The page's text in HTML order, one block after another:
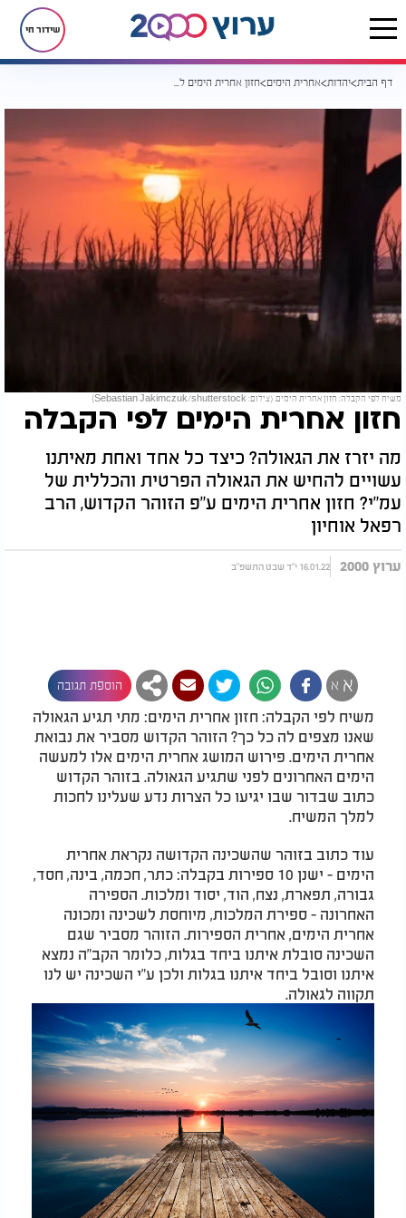
שידור חי
דף הבית יהדות אחרית הימים חזון אחרית הימים לפי הקבלה
משיח לפי הקבלה: חזון אחרית הימים. (צילום: Sebastian Jakimczuk/shutterstock)
חזון אחרית הימים לפי הקבלה
מה יזרז את הגאולה? כיצד כל אחד ואחת מאיתנו
עשויים להחיש את הגאולה הפרטית והכללית של
עמ"י? חזון אחרית הימים ע"פ הזוהר הקדוש, הרב
רפאל אוחיון
ערוץ 2000 16.01.22 י"ד שבט התשפ"ב
א א הוספת תגובה
משיח לפי הקבלה: חזון אחרית הימים: מתי תגיע הגאולה
שאנו מצפים לה כל כך? הזוהר הקדוש מסביר את נבואת
אחרית הימים. פירוש המושג אחרית הימים אלו למעשה
הימים האחרונים לפני שתגיע הגאולה. בזוהר הקדוש
כתוב שבדור שבו יגיעו כל הצרות נדע שעלינו לחכות
למלך המשיח.
עוד כתוב בזוהר שהשכינה הקדושה נקראת אחרית
הימים - ישנן 10 ספירות בקבלה: כתר, חכמה, בינה, חסד,
גבורה, תפארת, נצח, הוד, יסוד ומלכות. הספירה
האחרונה - ספירת המלכות, מיוחסת לשכינה ומכונה
אחרית הימים, אחרית הספירות. הזוהר מסביר שגם
השכינה סובלת איתנו ביחד בגלות, כלומר הקב"ה נמצא
איתנו וסובל ביחד איתנו בגלות ולכן ע"י השכינה יש לנו
תקווה לגאולה.